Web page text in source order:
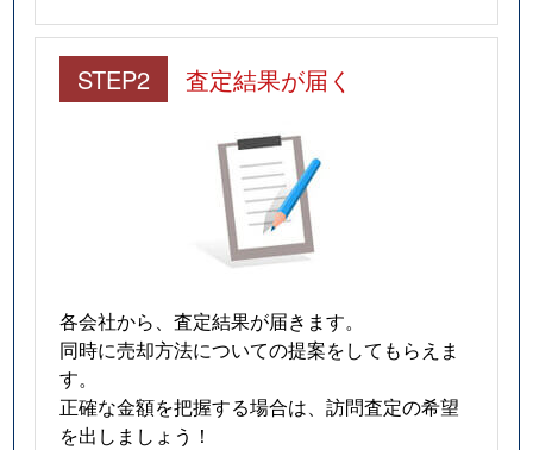
STEP2 査定結果が届く
各会社から、査定結果が届きます。
同時に売却方法についての提案をしてもらえま
す。
正確な金額を把握する場合は、訪問査定の希望
を出しましょう！